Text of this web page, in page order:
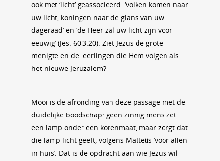
ook met ‘licht’ geassocieerd: ‘volken komen naar
uw licht, koningen naar de glans van uw
dageraad’ en ‘de Heer zal uw licht zijn voor
eeuwig’ (Jes. 60,3.20). Ziet Jezus de grote
menigte en de leerlingen die Hem volgen als
het nieuwe Jeruzalem?
Mooi is de afronding van deze passage met de
duidelijke boodschap: geen zinnig mens zet
een lamp onder een korenmaat, maar zorgt dat
die lamp licht geeft, volgens Matteüs ’voor allen
in huis’. Dat is de opdracht aan wie Jezus wil